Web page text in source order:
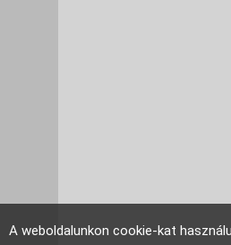
A weboldalunkon cookie-kat